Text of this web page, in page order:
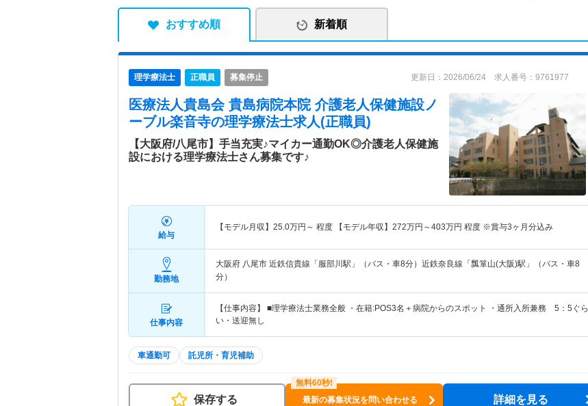
おすすめ順 新着順
理学療法士 正職員 募集停止 更新日：2026/06/24 求人番号：9761977
医療法人貴島会 貴島病院本院 介護老人保健施設ノ
ーブル楽音寺の理学療法士求人(正職員)
【大阪府/八尾市】手当充実♪マイカー通勤OK◎介護老人保健施
設における理学療法士さん募集です♪
給与
【モデル月収】 25.0万円～ 程度 【モデル年収】 272万円～403万円 程度 ※賞与3ヶ月分込み
勤務地
大阪府 八尾市 近鉄信貴線「服部川駅」（バス・車8分）近鉄奈良線「瓢箪山(大阪)駅」（バス・車8
分）
仕事内容
【仕事内容】 ■理学療法士業務全般 ・在籍:POS3名＋病院からのスポット ・通所入所兼務 5：5ぐら
い・送迎無し
車通勤可 託児所・育児補助
保存する 最新の募集状況を問い合わせる 詳細を見る